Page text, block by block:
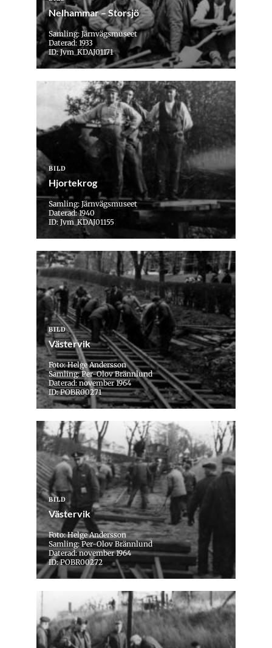
Nelhammar – Storsjö
Samling: Järnvägsmuseet
Daterad: 1933
ID: Jvm_KDAJ01171
BILD
Hjortekrog
Samling: Järnvägsmuseet
Daterad: 1940
ID: Jvm_KDAJ01155
BILD
Västervik
Foto: Helge Andersson
Samling: Per-Olov Brännlund
Daterad: november 1964
ID: POBR00271
BILD
Västervik
Foto: Helge Andersson
Samling: Per-Olov Brännlund
Daterad: november 1964
ID: POBR00272